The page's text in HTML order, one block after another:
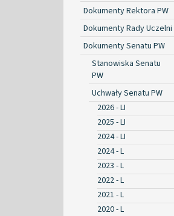
Dokumenty Rektora PW
Dokumenty Rady Uczelni
Dokumenty Senatu PW
Stanowiska Senatu
PW
Uchwały Senatu PW
2026 - LI
2025 - LI
2024 - LI
2024 - L
2023 - L
2022 - L
2021 - L
2020 - L